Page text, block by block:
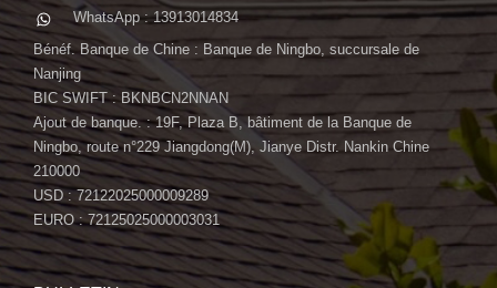
WhatsApp : 13913014834
Bénéf. Banque de Chine : Banque de Ningbo, succursale de
Nanjing
BIC SWIFT : BKNBCN2NNAN
Ajout de banque. : 19F, Plaza B, bâtiment de la Banque de
Ningbo, route n°229 Jiangdong(M), Jianye Distr. Nankin Chine
210000
USD : 72122025000009289
EURO : 72125025000003031